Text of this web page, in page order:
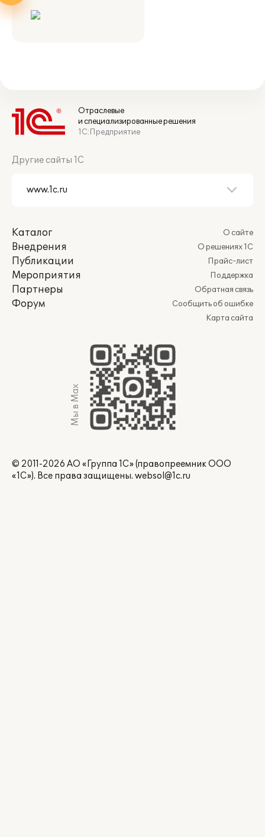
Отраслевые
и специализированные решения
1С:Предприятие
Другие сайты 1С
Каталог
Внедрения
Публикации
Мероприятия
Партнеры
Форум
О сайте
О решениях 1С
Прайс-лист
Поддержка
Обратная связь
Сообщить об ошибке
Карта сайта
Мы в Max
© 2011-2026 АО «Группа 1С» (правопреемник ООО
«1С»). Все права защищены. websol@1c.ru